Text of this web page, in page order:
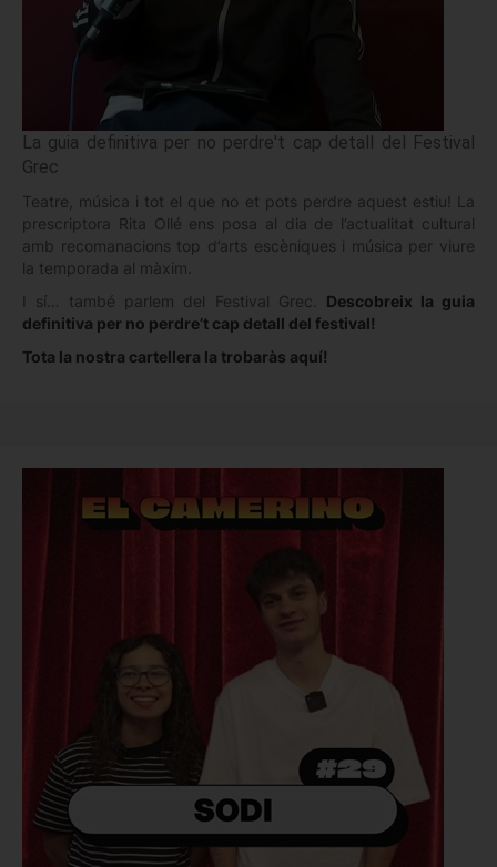
La guia definitiva per no perdre't cap detall del Festival
Grec
Teatre, música i tot el que no et pots perdre aquest estiu! La
prescriptora Rita Ollé ens posa al dia de l’actualitat cultural
amb recomanacions top d’arts escèniques i música per viure
la temporada al màxim.
I sí… també parlem del Festival Grec. Descobreix la guia
definitiva per no perdre’t cap detall del festival!
Tota la nostra cartellera la trobaràs aquí!